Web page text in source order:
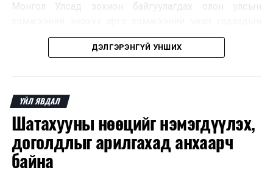
Монгол Улсад зохион байгуулагдах олон улсын
зочид, төлөөлөгчдөд аюулгүй, шуурхай, соёлтой,
мэргэжлийн түвшинд тээврийн үйлчилгээ үзүүлэх
зохион байгуулалтын онцлог, зочид, төлөөлөгчдийн
ангилал, үйлчилгээний стандарт, жолооч нарын үүрэг
хариуцлага, сахилга бат, үйлчилгээний соёл, ёс зүй,
мэргэжлийн харилцааны талаар нэгдсэн мэдээлэл
өгчээ.
ДЭЛГЭРЭНГҮЙ УНШИХ
ҮЙЛ ЯВДАЛ
Шатахууны нөөцийг нэмэгдүүлэх,
доголдлыг арилгахад анхаарч
байна